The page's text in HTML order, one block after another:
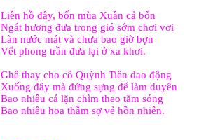
Liên hồ đây, bốn mùa Xuân cả bốn
Ngát hương đưa trong gió sớm chơi vơi
Làn nước mát và chưa bao giờ bợn
Vết phong trần đưa lại ở xa khơi.
Ghê thay cho cô Quỳnh Tiên dao động
Xuống đây mà đứng sựng để làm duyên
Bao nhiêu cá lặn chìm theo tăm sóng
Bao nhiêu hoa thầm sợ vẻ hồn nhiên.